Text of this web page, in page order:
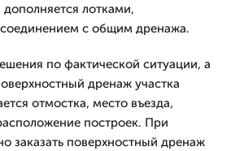
лотками,
с общим дренажа.
по фактической ситуации, а
дренаж участка
отмостка, место въезда,
построек. При
заказать поверхностный дренаж